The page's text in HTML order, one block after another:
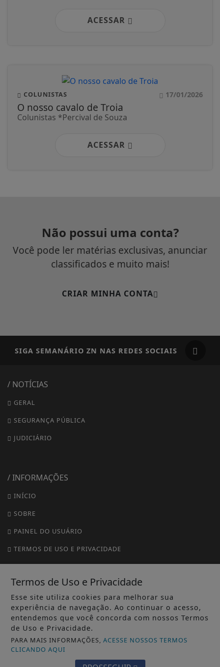
ACESSAR
COLUNISTAS 17/01/2026
O nosso cavalo de Troia
Colunistas *Percival de Souza
ACESSAR
Não possui uma conta?
Você pode ler matérias exclusivas, anunciar
classificados e muito mais!
CRIAR MINHA CONTA
SIGA SEMANÁRIO ZN NAS REDES SOCIAIS
/ NOTÍCIAS
GERAL
SEGURANÇA PÚBLICA
JUDICIÁRIO
/ INFORMAÇÕES
INÍCIO
SOBRE
PAINEL DO USUÁRIO
TERMOS DE USO E PRIVACIDADE
FAQ
CONTATO
Termos de Uso e Privacidade
Esse site utiliza cookies para melhorar sua
experiência de navegação. Ao continuar o acesso,
entendemos que você concorda com nossos Termos
de Uso e Privacidade.
PARA MAIS INFORMAÇÕES,ACESSE NOSSOS TERMOS
CLICANDO AQUI